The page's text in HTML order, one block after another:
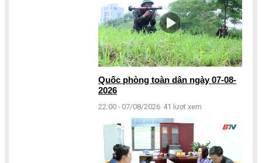
Quốc phòng toàn dân ngày 07-08-
2026
22:00 - 07/08/2026 41 lượt xem